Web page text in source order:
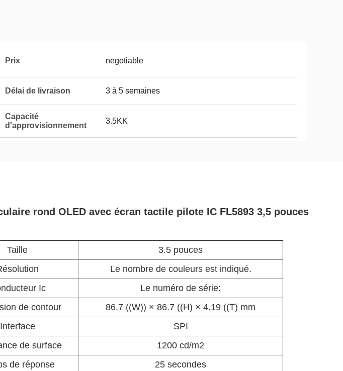
Prix negotiable
Délai de livraison 3 à 5 semaines
Capacité
d'approvisionnement
3.5KK
rond OLED avec écran tactile pilote IC FL5893 3,5 pouces
Taille
3.5 pouces
Le nombre de couleurs est indiqué.
Ic
Le numéro de série:
de contour
86.7 ((W)) × 86.7 ((H) × 4.19 ((T) mm
Interface
SPI
de surface
1200 cd/m2
de réponse
25 secondes